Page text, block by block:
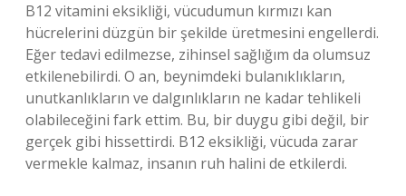
B12 vitamini eksikliği, vücudumun kırmızı kan
hücrelerini düzgün bir şekilde üretmesini engellerdi.
Eğer tedavi edilmezse, zihinsel sağlığım da olumsuz
etkilenebilirdi. O an, beynimdeki bulanıklıkların,
unutkanlıkların ve dalgınlıkların ne kadar tehlikeli
olabileceğini fark ettim. Bu, bir duygu gibi değil, bir
gerçek gibi hissettirdi. B12 eksikliği, vücuda zarar
vermekle kalmaz, insanın ruh halini de etkilerdi.